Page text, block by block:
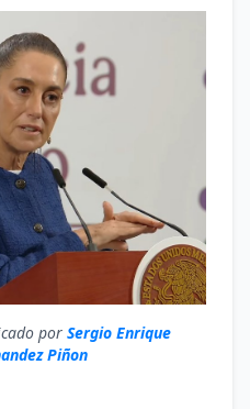
por Sergio Enrique
Piñon